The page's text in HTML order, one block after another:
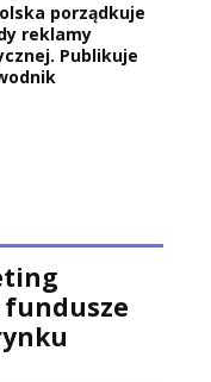
porządkuje
reklamy
Publikuje
fundusze